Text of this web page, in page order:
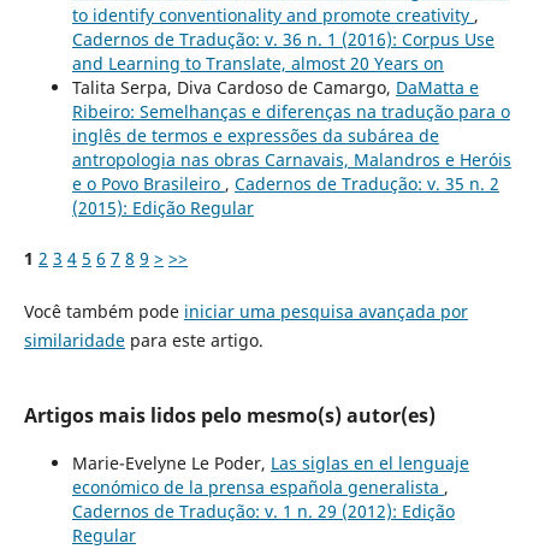
to identify conventionality and promote creativity ,
Cadernos de Tradução: v. 36 n. 1 (2016): Corpus Use
and Learning to Translate, almost 20 Years on
Talita Serpa, Diva Cardoso de Camargo, DaMatta e
Ribeiro: Semelhanças e diferenças na tradução para o
inglês de termos e expressões da subárea de
antropologia nas obras Carnavais, Malandros e Heróis
e o Povo Brasileiro , Cadernos de Tradução: v. 35 n. 2
(2015): Edição Regular
1 2 3 4 5 6 7 8 9 > >>
Você também pode iniciar uma pesquisa avançada por
similaridadepara este artigo.
Artigos mais lidos pelo mesmo(s) autor(es)
Marie-Evelyne Le Poder, Las siglas en el lenguaje
económico de la prensa española generalista ,
Cadernos de Tradução: v. 1 n. 29 (2012): Edição
Regular